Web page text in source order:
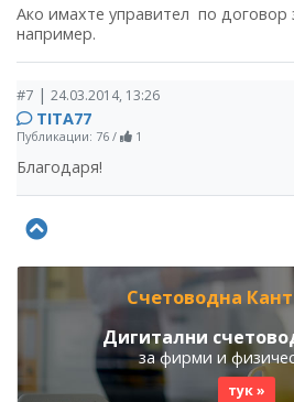
Ако имахте управител по договор
например.
#7 | 24.03.2014, 13:26
TITA77
Публикации: 76 / 1
Благодаря!
Счетоводна
Дигитални
за фирми и
тук »